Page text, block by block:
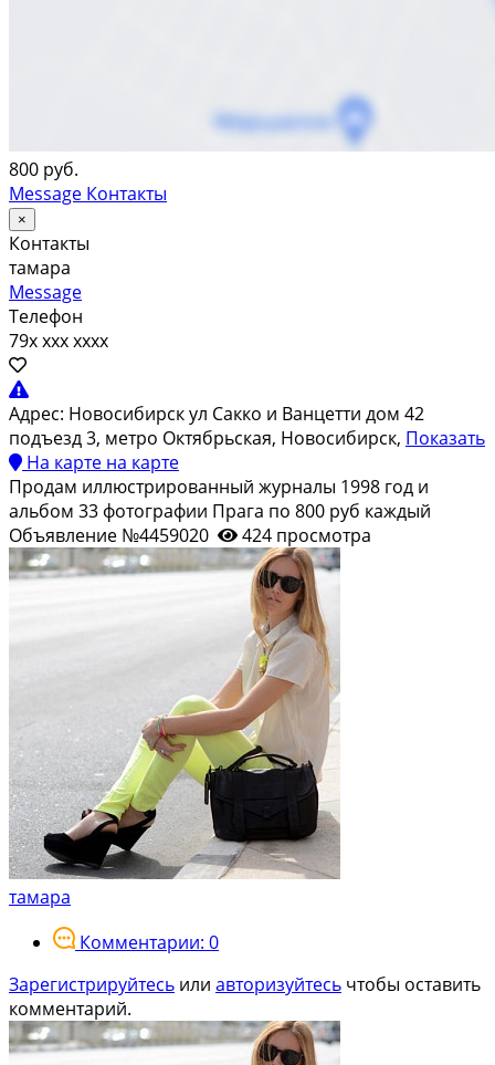
800 руб.
Message Контакты
×
Контакты
тамара
Message
Телефон
79x xxx xxxx
Адрес: Новосибирск ул Сакко и Ванцетти дом 42
подъезд 3, метро Октябрьская, Новосибирск, Показать
На карте на карте
Продам иллюстрированный журналы 1998 год и
альбом 33 фотографии Прага по 800 руб каждый
Объявление №4459020
424 просмотра
тамара
Комментарии: 0
Зарегистрируйтесь или авторизуйтесь чтобы оставить
комментарий.